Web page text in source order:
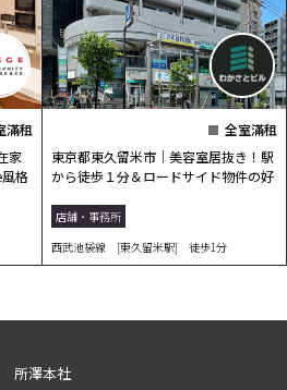
滿租
家
格
全室滿租
東京都東久留米市｜美容室居抜き！駅
から徒歩１分＆ロードサイド物件の好
店舗・事務所
西武池袋線 [東久留米駅] 徒歩1分
所澤本社